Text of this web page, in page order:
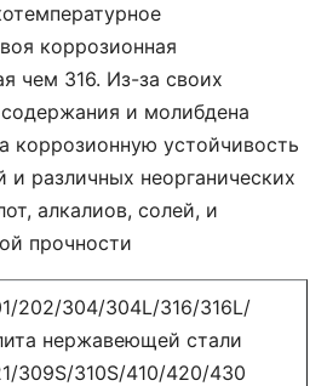
коррозионная
чем 316. Из-за своих
и молибдена
коррозионную устойчивость
различных неорганических
алкалиов, солей, и
прочности
202/304/304L/316/316L/
нержавеющей стали
309S/310S/410/420/430